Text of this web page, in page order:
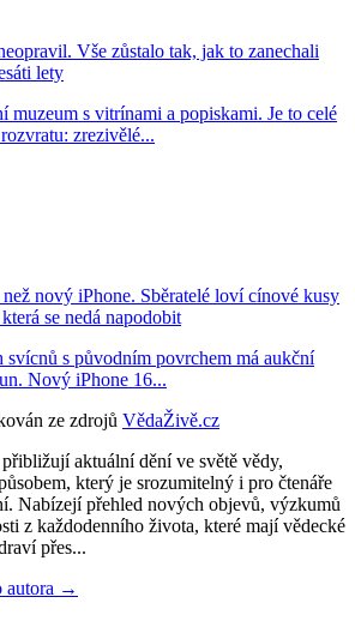
Vše zůstalo tak, jak to zanechali
lety
muzeum s vitrínami a popiskami. Je to celé
zrezivělé...
nový iPhone. Sběratelé loví cínové kusy
se nedá napodobit
svícnů s původním povrchem má aukční
Nový iPhone 16...
ze zdrojů VědaŽivě.cz
aktuální dění ve světě vědy,
který je srozumitelný i pro čtenáře
Nabízejí přehled nových objevů, výzkumů
z každodenního života, které mají vědecké
přes...
autora →